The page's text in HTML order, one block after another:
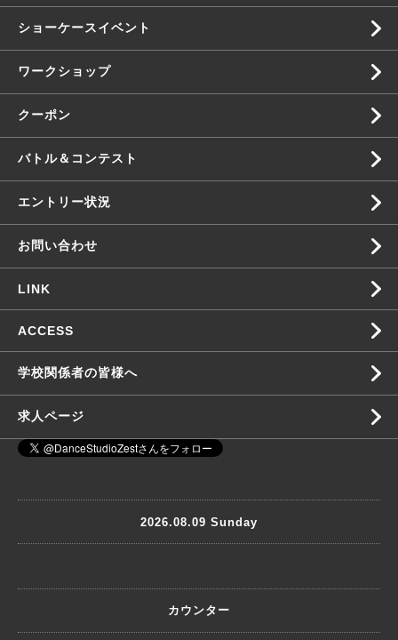
ショーケースイベント
ワークショップ
クーポン
バトル＆コンテスト
エントリー状況
お問い合わせ
LINK
ACCESS
学校関係者の皆様へ
求人ページ
2026.08.09 Sunday
カウンター